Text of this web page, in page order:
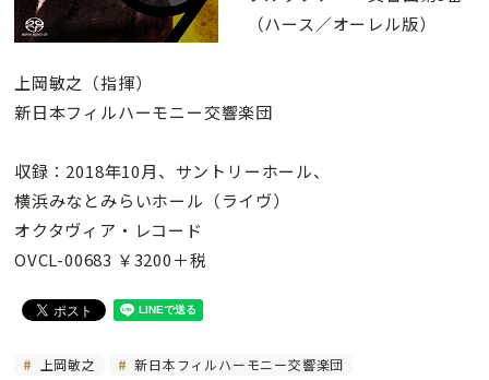
（ハース／オーレル版）
上岡敏之（指揮）
新日本フィルハーモニー交響楽団
収録：2018年10月、サントリーホール、
横浜みなとみらいホール（ライヴ）
オクタヴィア・レコード
OVCL-00683 ￥3200＋税
上岡敏之 新日本フィルハーモニー交響楽団